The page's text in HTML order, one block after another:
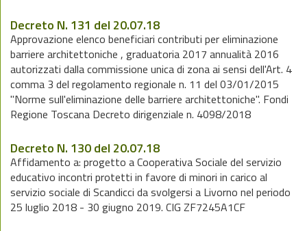
Decreto N. 131 del 20.07.18
Approvazione elenco beneficiari contributi per eliminazione
barriere architettoniche , graduatoria 2017 annualità 2016
autorizzati dalla commissione unica di zona ai sensi dell'Art. 4
comma 3 del regolamento regionale n. 11 del 03/01/2015
"Norme sull'eliminazione delle barriere architettoniche". Fondi
Regione Toscana Decreto dirigenziale n. 4098/2018
Decreto N. 130 del 20.07.18
Affidamento a: progetto a Cooperativa Sociale del servizio
educativo incontri protetti in favore di minori in carico al
servizio sociale di Scandicci da svolgersi a Livorno nel periodo
25 luglio 2018 - 30 giugno 2019. CIG ZF7245A1CF